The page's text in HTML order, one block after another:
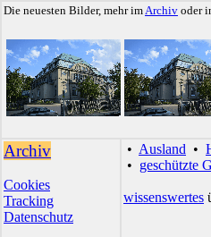
Die neuesten Bilder, mehr imArchiv oder
Archiv
Cookies
Tracking
Datenschutz
• Ausland •
• geschützte
wissenswertes